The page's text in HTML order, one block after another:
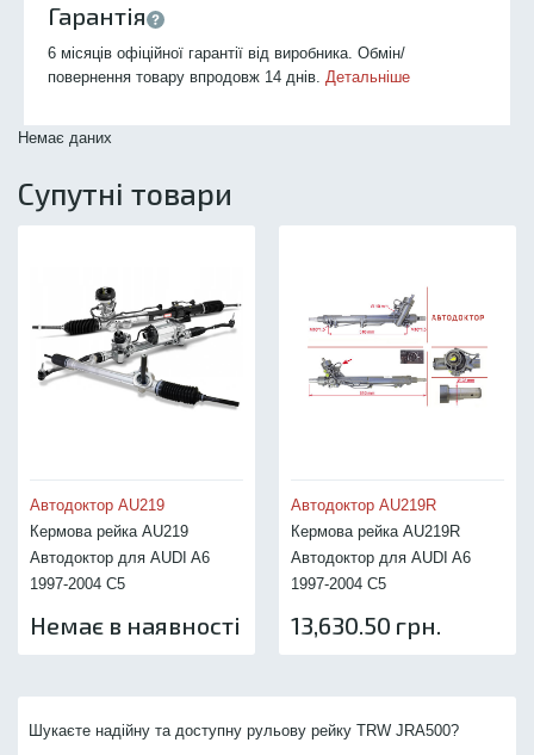
Гарантія
6 місяців офіційної гарантії від виробника. Обмін/
повернення товару впродовж 14 днів. Детальніше
Немає даних
Супутні товари
Автодоктор AU219
Кермова рейка AU219
Автодоктор для AUDI A6
1997-2004 C5
Немає в наявності
Автодоктор AU219R
Кермова рейка AU219R
Автодоктор для AUDI A6
1997-2004 C5
13,630.50 грн.
Шукаєте надійну та доступну рульову рейку TRW JRA500?